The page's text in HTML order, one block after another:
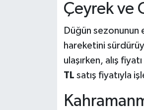
Çeyrek ve
Düğün sezonunun
hareketini
ulaşırken, alış fiyatı
TL satış fiyatıyla